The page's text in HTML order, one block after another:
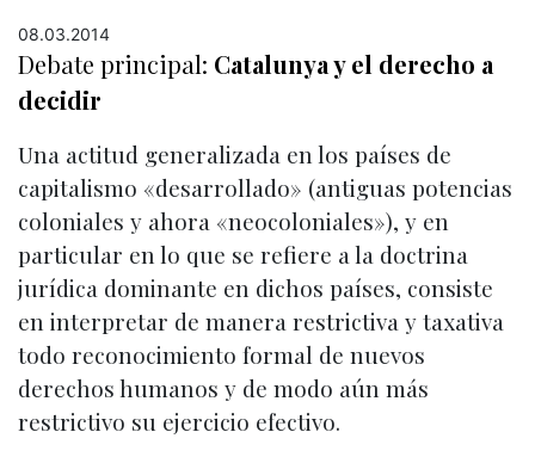
08.03.2014
Debate principal: Catalunya y el derecho a
decidir
Una actitud generalizada en los países de
capitalismo «desarrollado» (antiguas potencias
coloniales y ahora «neocoloniales»), y en
particular en lo que se refiere a la doctrina
jurídica dominante en dichos países, consiste
en interpretar de manera restrictiva y taxativa
todo reconocimiento formal de nuevos
derechos humanos y de modo aún más
restrictivo su ejercicio efectivo.